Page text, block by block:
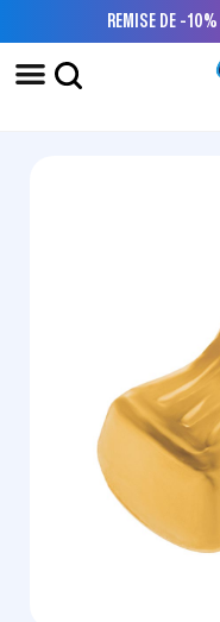
REMISE DE -10%